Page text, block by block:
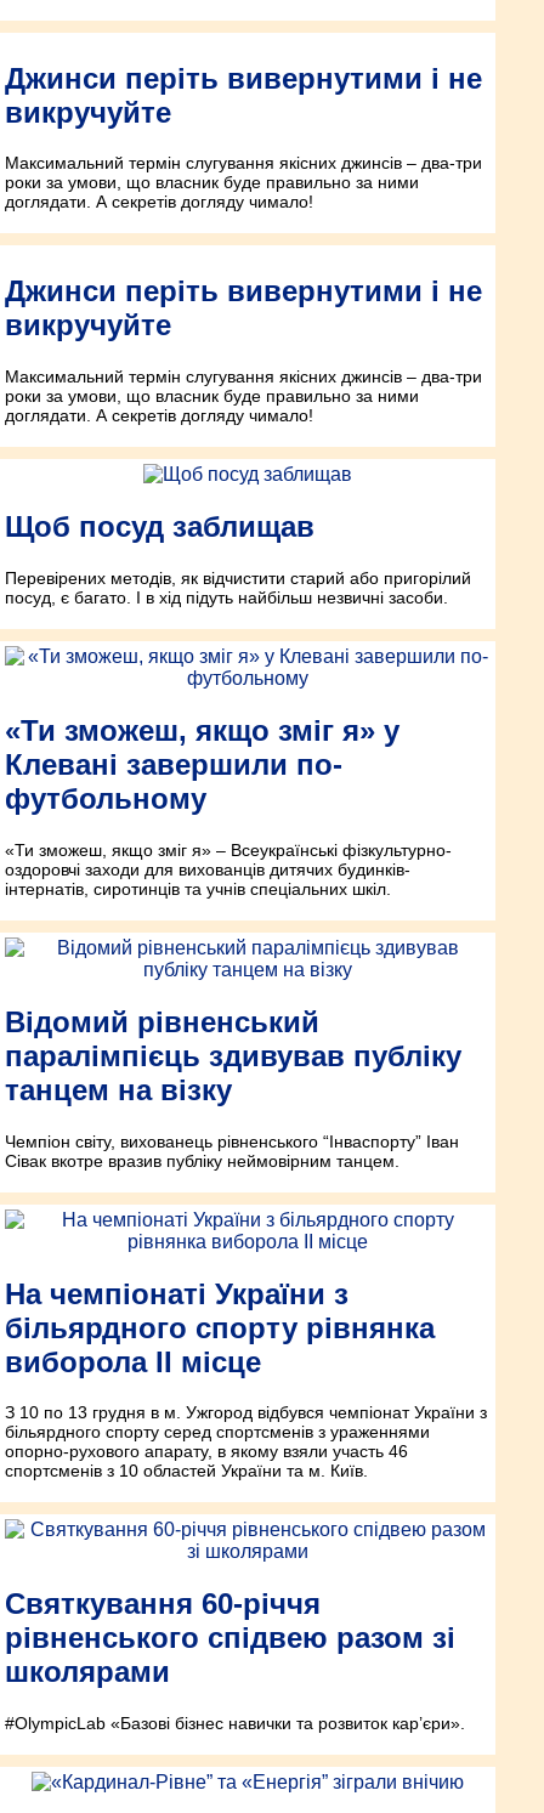
Джинси періть вивернутими і не
викручуйте
Максимальний термін слугування якісних джинсів – два-три
роки за умови, що власник буде правильно за ними
доглядати. А секретів догляду чимало!
Джинси періть вивернутими і не
викручуйте
Максимальний термін слугування якісних джинсів – два-три
роки за умови, що власник буде правильно за ними
доглядати. А секретів догляду чимало!
Щоб посуд заблищав
Перевірених методів, як відчистити старий або пригорілий
посуд, є багато. І в хід підуть найбільш незвичні засоби.
«Ти зможеш, якщо зміг я» у
Клевані завершили по-
футбольному
«Ти зможеш, якщо зміг я» – Всеукраїнські фізкультурно-
оздоровчі заходи для вихованців дитячих будинків-
інтернатів, сиротинців та учнів спеціальних шкіл.
Відомий рівненський
паралімпієць здивував публіку
танцем на візку
Чемпіон світу, вихованець рівненського “Інваспорту” Іван
Сівак вкотре вразив публіку неймовірним танцем.
На чемпіонаті України з
більярдного спорту рівнянка
виборола ІІ місце
З 10 по 13 грудня в м. Ужгород відбувся чемпіонат України з
більярдного спорту серед спортсменів з ураженнями
опорно-рухового апарату, в якому взяли участь 46
спортсменів з 10 областей України та м. Київ.
Святкування 60-річчя
рівненського спідвею разом зі
школярами
#OlympicLab «Базові бізнес навички та розвиток кар’єри».